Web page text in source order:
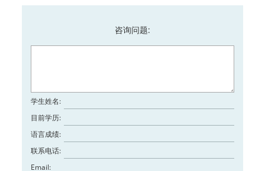
咨询问题:
学生姓名:
目前学历:
语言成绩:
联系电话:
Email: